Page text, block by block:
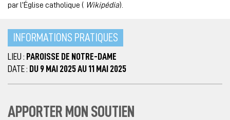
par l’Église catholique ( Wikipédia).
INFORMATIONS PRATIQUES
LIEU : PAROISSE DE NOTRE-DAME
DATE : DU 9 MAI 2025 AU 11 MAI 2025
APPORTER MON SOUTIEN